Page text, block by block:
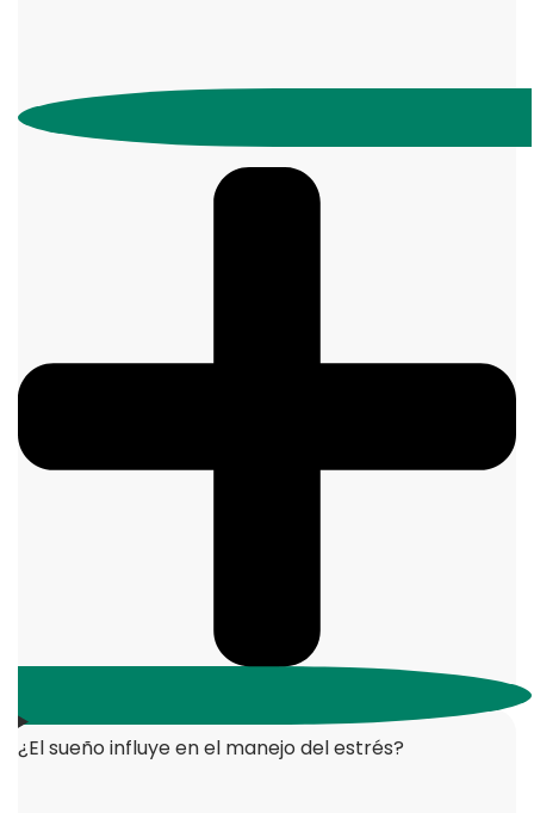
¿El sueño influye en el manejo del estrés?